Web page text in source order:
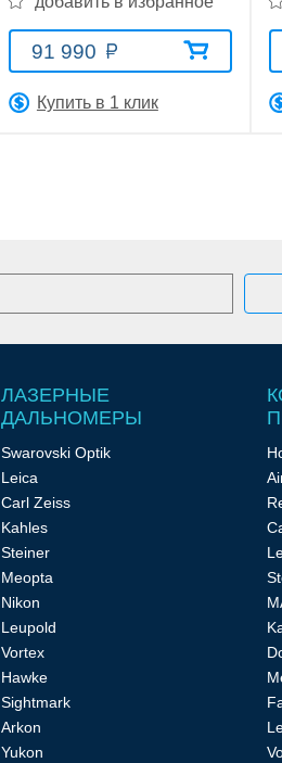
91 990
Купить в 1 клик
ЛАЗЕРНЫЕ
ДАЛЬНОМЕРЫ
Swarovski Optik
Leica
Carl Zeiss
Kahles
Steiner
Meopta
Nikon
Leupold
Vortex
Hawke
Sightmark
Arkon
Yukon